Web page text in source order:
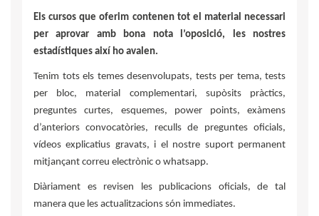
Els cursos que oferim contenen tot el material necessari
per aprovar amb bona nota l’oposició, les nostres
estadístiques així ho avalen.
Tenim tots els temes desenvolupats, tests per tema, tests
per bloc, material complementari, supòsits pràctics,
preguntes curtes, esquemes, power points, exàmens
d’anteriors convocatòries, reculls de preguntes oficials,
vídeos explicatius gravats, i el nostre suport permanent
mitjançant correu electrònic o whatsapp.
Diàriament es revisen les publicacions oficials, de tal
manera que les actualitzacions són immediates.